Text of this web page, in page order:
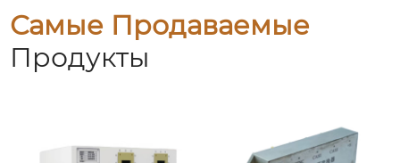
Самые Продаваемые
Продукты